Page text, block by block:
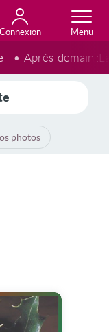
Connexion
Après-demain :
photos